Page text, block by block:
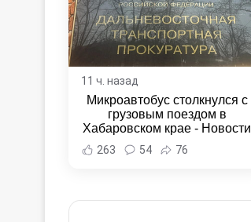
11 ч. назад
Микроавтобус столкнулся с
грузовым поездом в
Хабаровском крае - Новости
Хабаровска и Хабаровского
края
263 54 76